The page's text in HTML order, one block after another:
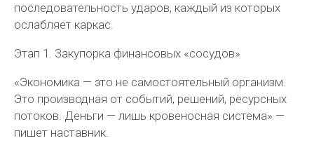
последовательность ударов, каждый из которых
ослабляет каркас.
Этап 1. Закупорка финансовых «сосудов»
«Экономика — это не самостоятельный организм.
Это производная от событий, решений, ресурсных
потоков. Деньги — лишь кровеносная система» —
пишет наставник.